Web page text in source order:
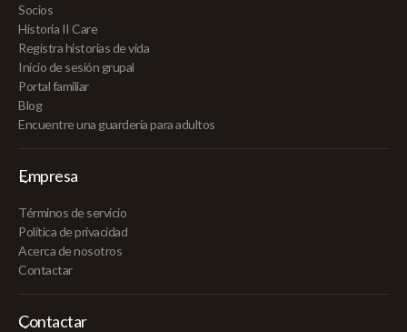
Socios
Historia II Care
Registra historias de vida
Inicio de sesión grupal
Portal familiar
Blog
Encuentre una guardería para adultos
Empresa
Términos de servicio
Política de privacidad
Acerca de nosotros
Contactar
Contactar